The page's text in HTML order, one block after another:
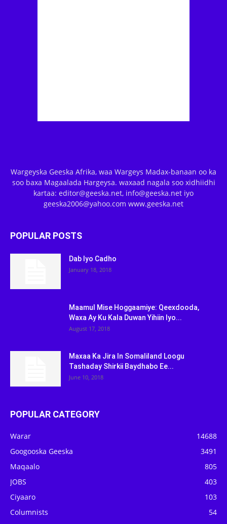
Wargeyska Geeska Afrika, waa Wargeys Madax-banaan oo ka
soo baxa Magaalada Hargeysa. waxaad nagala soo xidhiidhi
kartaa: editor@geeska.net, info@geeska.net iyo
geeska2006@yahoo.com www.geeska.net
POPULAR POSTS
Dab Iyo Cadho
January 18, 2018
Maamul Mise Hoggaamiye: Qeexdooda,
Waxa Ay Ku Kala Duwan Yihiin Iyo...
August 17, 2018
Maxaa Ka Jira In Somaliland Loogu
Tashaday Shirkii Baydhabo Ee...
June 10, 2018
POPULAR CATEGORY
Warar
14688
Googooska Geeska
3491
Maqaalo
805
JOBS
403
Ciyaaro
103
Columnists
54